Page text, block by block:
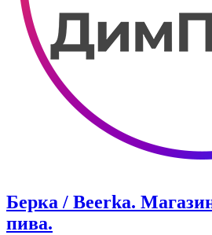
Берка / Beerka.
пива.